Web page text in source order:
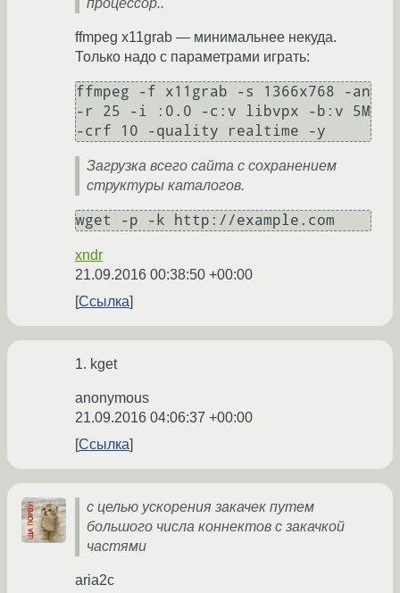
процессор..
ffmpeg x11grab — минимальнее некуда.
Только надо с параметрами играть:
ffmpeg -f x11grab -s 1366x768 -an
-r 25 -i :0.0 -c:v libvpx -b:v 5M
-crf 10 -quality realtime -y
Загрузка всего сайта с сохранением
структуры каталогов.
wget -p -k http://example.com
xndr
21.09.2016 00:38:50 +00:00
Ссылка
1. kget
anonymous
21.09.2016 04:06:37 +00:00
Ссылка
с целью ускорения закачек путем
большого числа коннектов с закачкой
частями
aria2c